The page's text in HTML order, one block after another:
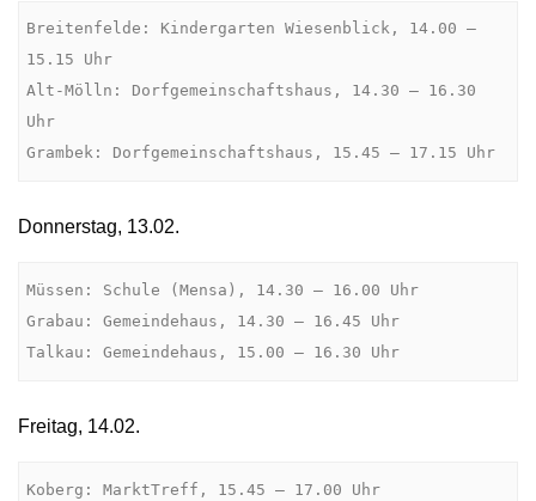
Breitenfelde: Kindergarten Wiesenblick, 14.00 –
15.15 Uhr
Alt-Mölln: Dorfgemeinschaftshaus, 14.30 – 16.30
Uhr
Grambek: Dorfgemeinschaftshaus, 15.45 – 17.15 Uhr
Donnerstag, 13.02.
Müssen: Schule (Mensa), 14.30 – 16.00 Uhr
Grabau: Gemeindehaus, 14.30 – 16.45 Uhr
Talkau: Gemeindehaus, 15.00 – 16.30 Uhr
Freitag, 14.02.
Koberg: MarktTreff, 15.45 – 17.00 Uhr